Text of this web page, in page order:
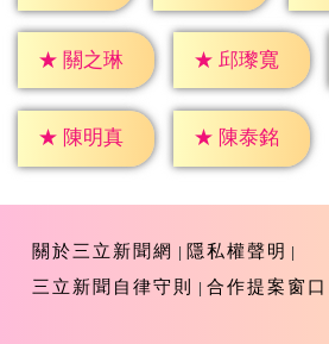
★ 關之琳 ★ 邱瓈寬
★ 陳明真 ★ 陳泰銘
關於三立新聞網
隱私權聲明
三立新聞自律守則
合作提案窗口